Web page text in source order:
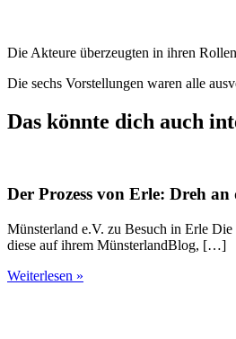
Die Akteure überzeugten in ihren
Die sechs Vorstellungen waren alle
Das könnte dich auch
Der Prozess von Erle: Dreh an
Münsterland e.V. zu Besuch in Erle
diese auf ihrem MünsterlandBlog, […]
Weiterlesen »